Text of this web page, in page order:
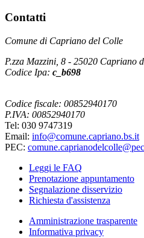
Contatti
Comune di Capriano del Colle
P.zza Mazzini, 8 - 25020 Capriano
Codice Ipa: c_b698
Codice fiscale: 00852940170
P.IVA: 00852940170
Tel: 030 9747319
Email: info@comune.capriano.bs.it
PEC:
Leggi le FAQ
Prenotazione appuntamento
Segnalazione disservizio
Richiesta d'assistenza
Amministrazione trasparente
Informativa privacy